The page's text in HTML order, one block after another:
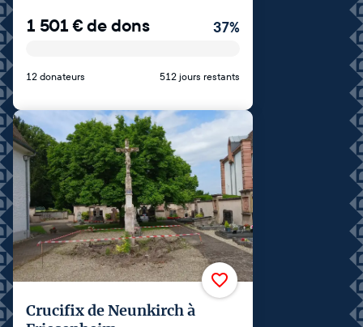
1 501€de dons 37%
12 donateurs 512 jours restants
Crucifix de Neunkirch à